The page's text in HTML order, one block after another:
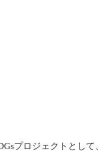
プロジェクトとして、